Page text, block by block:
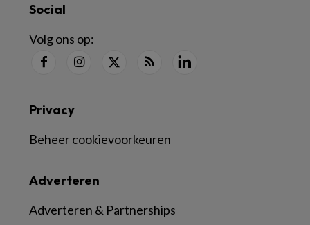
Social
Volg ons op:
Adverteren
Adverteren & Partnerships
Privacy
Beheer cookievoorkeuren